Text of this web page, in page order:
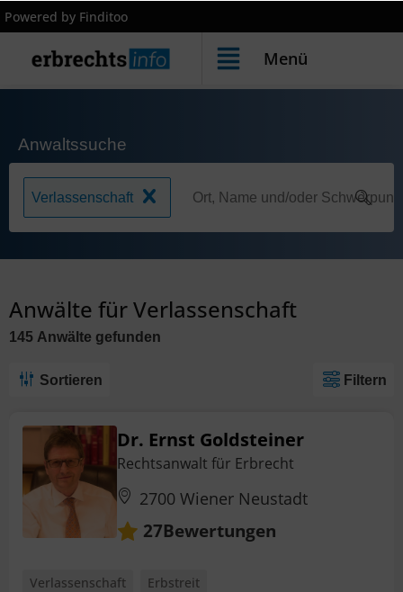
Powered by Finditoo
Menü
Anwaltssuche
Verlassenschaft
Anwälte für Verlassenschaft
145 Anwälte gefunden
Sortieren Filtern
Dr. Ernst Goldsteiner
Rechtsanwalt für Erbrecht
2700 Wiener Neustadt
27Bewertungen
Verlassenschaft
Erbstreit